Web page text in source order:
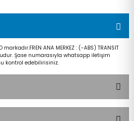
ANA MERKEZ : (-ABS) TRANSIT
Şase numarasıyla whatsapp iletişim
kontrol edebilirisiniz.